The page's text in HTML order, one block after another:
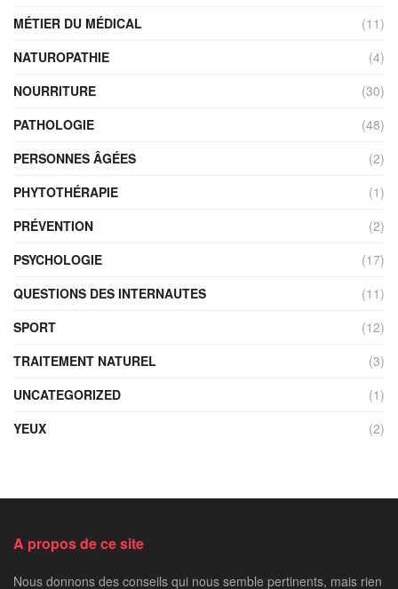
MÉTIER DU MÉDICAL
(11)
NATUROPATHIE
(4)
NOURRITURE
(30)
PATHOLOGIE
(48)
PERSONNES ÂGÉES
(2)
PHYTOTHÉRAPIE
(1)
PRÉVENTION
(2)
PSYCHOLOGIE
(17)
QUESTIONS DES INTERNAUTES
(11)
SPORT
(12)
TRAITEMENT NATUREL
(3)
UNCATEGORIZED
(1)
YEUX
(2)
A propos de ce site
Nous donnons des conseils qui nous semble pertinents, mais rien